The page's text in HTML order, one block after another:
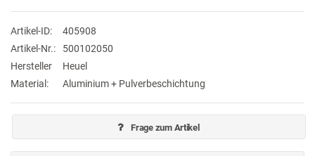
Artikel-ID:
405908
Artikel-Nr.:
500102050
Hersteller
Heuel
Material:
Aluminium + Pulverbeschichtung
Frage zum Artikel